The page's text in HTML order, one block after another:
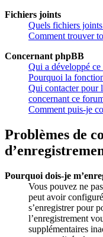
Fichiers joints
Quels fichiers
Comment trouver
Concernant phpBB
Qui a développé
Pourquoi la
Qui contacter pour
concernant ce
Comment puis-je
Problèmes de
Pourquoi dois-je
Vous pouvez ne
peut avoir
s’enregistrer pour
l’enregistrement
supplémentaires